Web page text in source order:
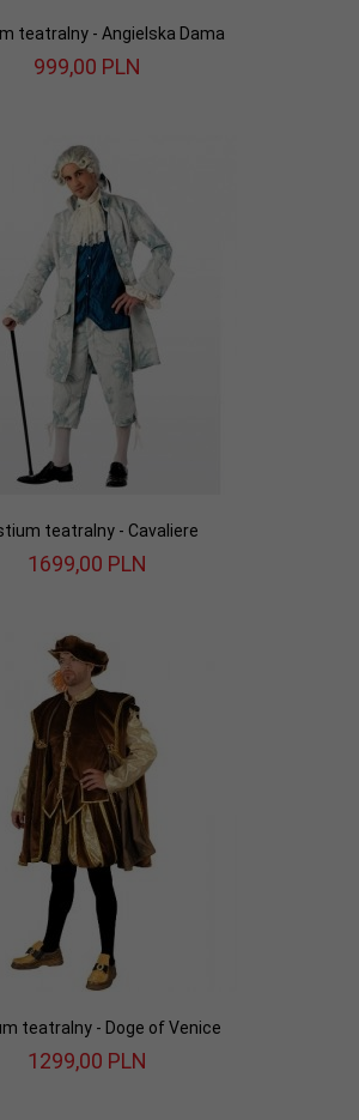
teatralny - Angielska Dama
999,00 PLN
teatralny - Cavaliere
1699,00 PLN
teatralny - Doge of Venice
1299,00 PLN